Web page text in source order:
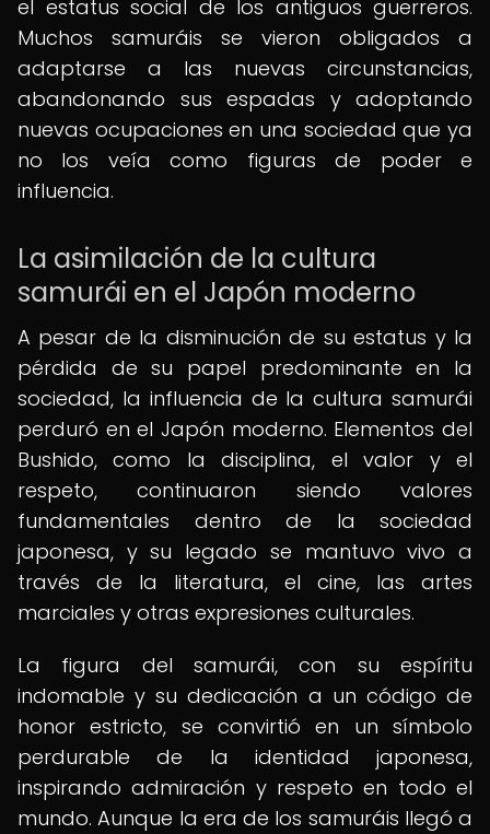
el estatus social de los antiguos guerreros.
Muchos samuráis se vieron obligados a
adaptarse a las nuevas circunstancias,
abandonando sus espadas y adoptando
nuevas ocupaciones en una sociedad que ya
no los veía como figuras de poder e
influencia.
La asimilación de la cultura
samurái en el Japón moderno
A pesar de la disminución de su estatus y la
pérdida de su papel predominante en la
sociedad, la influencia de la cultura samurái
perduró en el Japón moderno. Elementos del
Bushido, como la disciplina, el valor y el
respeto, continuaron siendo valores
fundamentales dentro de la sociedad
japonesa, y su legado se mantuvo vivo a
través de la literatura, el cine, las artes
marciales y otras expresiones culturales.
La figura del samurái, con su espíritu
indomable y su dedicación a un código de
honor estricto, se convirtió en un símbolo
perdurable de la identidad japonesa,
inspirando admiración y respeto en todo el
mundo. Aunque la era de los samuráis llegó a